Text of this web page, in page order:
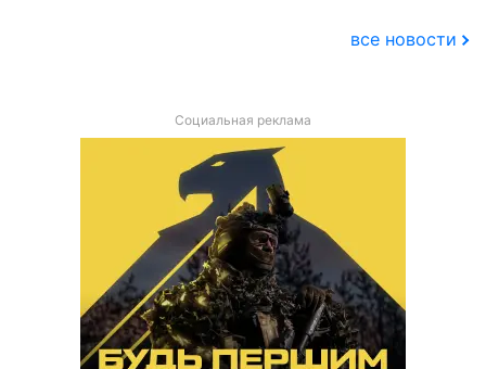
все новости
Социальная реклама